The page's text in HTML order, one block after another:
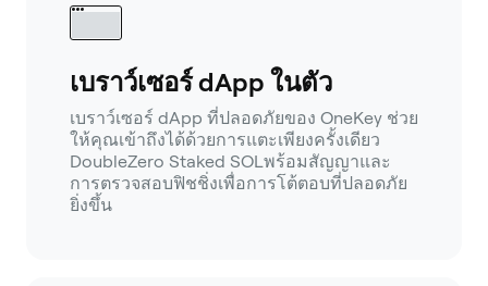
เบราว์เซอร์ dApp ในตัว
เบราว์เซอร์ dApp ที่ปลอดภัยของ OneKey ช่วย
ให้คุณเข้าถึงได้ด้วยการแตะเพียงครั้งเดียว
DoubleZero Staked SOLพร้อมสัญญาและ
การตรวจสอบฟิชชิ่งเพื่อการโต้ตอบที่ปลอดภัย
ยิ่งขึ้น